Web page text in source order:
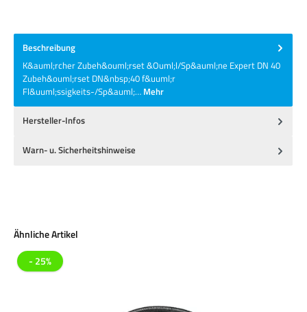
Beschreibung
K&auml;rcher Zubeh&ouml;rset &Ouml;l/Sp&auml;ne Expert DN 40
Zubeh&ouml;rset DN&nbsp;40 f&uuml;r
Fl&uuml;ssigkeits-/Sp&auml;… Mehr
Hersteller-Infos
Warn- u. Sicherheitshinweise
Produktgalerie überspringen
Ähnliche Artikel
- 25%